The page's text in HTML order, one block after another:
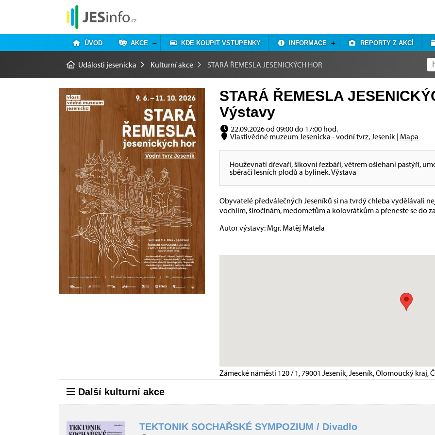
ÚVOD AKCE KDE KOUPIT VSTUPENKY INFORMACE REPORTY Z AKCÍ
Události jesenicka Kulturní akce STARÁ ŘEMESLA JESENICKÝCH HOR
STARÁ ŘEMESLA
Výstavy
22.09.2026 od 09:00 do 17:00 hod.
Vlastivědné muzeum Jesenicka - vodní tvrz, Jeseník | Mapa
Houževnatí dřevaři, šikovní řezbáři, větrem ošlehaní pastýři,
sběrači lesních plodů a bylinek. Výstava
Obyvatelé předválečných Jeseníků si na tvrdý chleba vydělávali
vochlím, širočinám, medometům a kolovrátkům a přeneste se do
Autor výstavy: Mgr. Matěj Matela
Zámecké náměstí 120 / 1, 79001 Jeseník, Jeseník, Olomoucký kraj,
Další kulturní akce
TEKTONIK SOCHAŘSKÉ SYMPOZIUM / Divadlo